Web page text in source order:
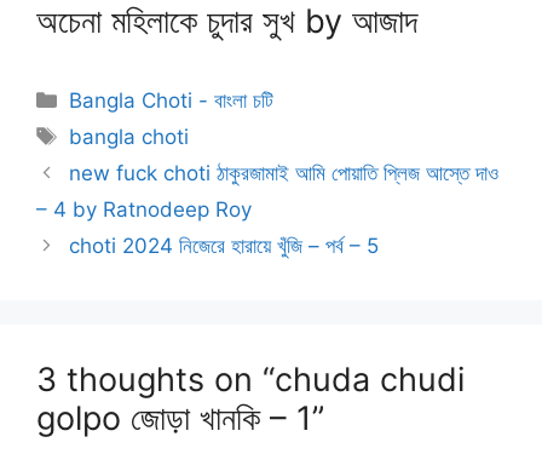
অচেনা মহিলাকে চুদার সুখ by আজাদ
Categories
Bangla Choti - বাংলা চটি
Tags
bangla choti
new fuck choti ঠাকুরজামাই আমি পোয়াতি প্লিজ আস্তে দাও
– 4 by Ratnodeep Roy
choti 2024 নিজেরে হারায়ে খুঁজি – পর্ব – 5
3 thoughts on “chuda chudi
golpo জোড়া খানকি – 1”